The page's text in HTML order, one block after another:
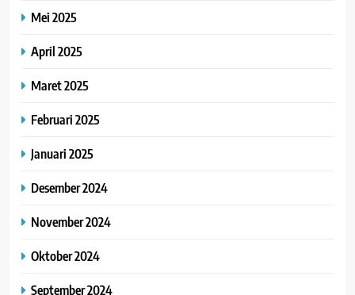
Mei 2025
April 2025
Maret 2025
Februari 2025
Januari 2025
Desember 2024
November 2024
Oktober 2024
September 2024